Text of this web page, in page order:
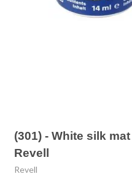
(301) - White silk
Revell
Revell